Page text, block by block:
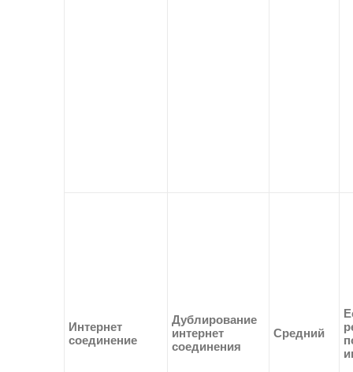
Интернет
соединение
Дублирование
интернет
соединения
Средний